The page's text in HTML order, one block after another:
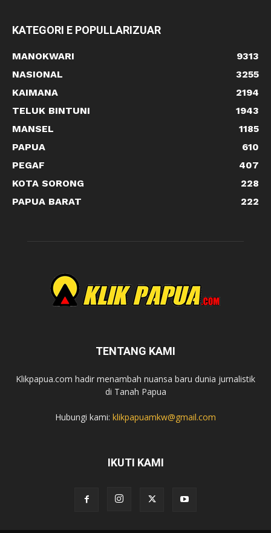
KATEGORI E POPULLARIZUAR
MANOKWARI
9313
NASIONAL
3255
KAIMANA
2194
TELUK BINTUNI
1943
MANSEL
1185
PAPUA
610
PEGAF
407
KOTA SORONG
228
PAPUA BARAT
222
TENTANG KAMI
Klikpapua.com hadir menambah nuansa baru dunia jurnalistik
di Tanah Papua
Hubungi kami: klikpapuamkw@gmail.com
IKUTI KAMI